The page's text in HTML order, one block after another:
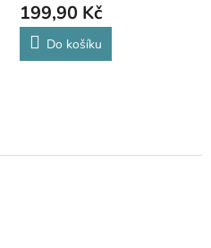
199,90 Kč
Do košíku